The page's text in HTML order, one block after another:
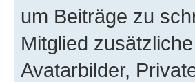
um Beiträge zu
Mitglied
Avatarbilder,